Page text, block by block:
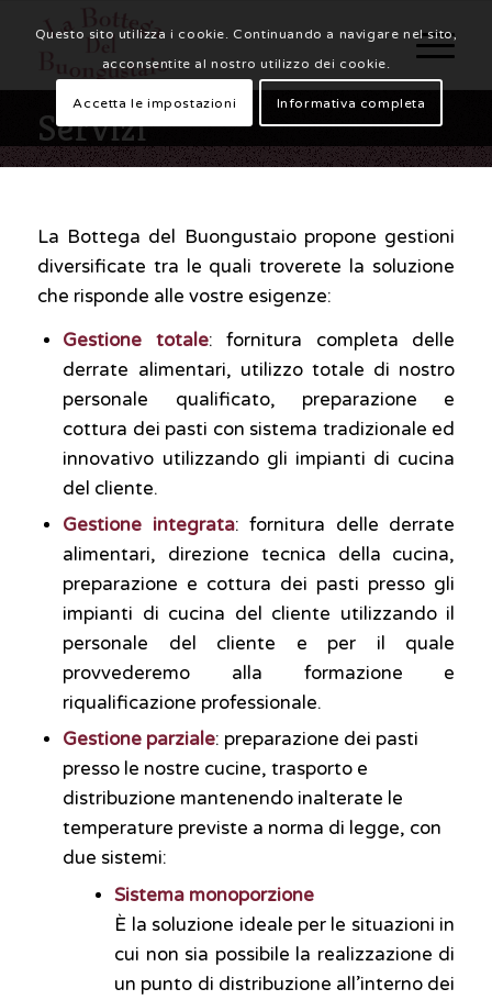
Servizi
La Bottega del Buongustaio propone gestioni
diversificate tra le quali troverete la soluzione
che risponde alle vostre esigenze:
Gestione totale: fornitura completa delle
derrate alimentari, utilizzo totale di nostro
personale qualificato, preparazione e
cottura dei pasti con sistema tradizionale ed
innovativo utilizzando gli impianti di cucina
del cliente.
Gestione integrata: fornitura delle derrate
alimentari, direzione tecnica della cucina,
preparazione e cottura dei pasti presso gli
impianti di cucina del cliente utilizzando il
personale del cliente e per il quale
provvederemo alla formazione e
riqualificazione professionale.
Gestione parziale: preparazione dei pasti
presso le nostre cucine, trasporto e
distribuzione mantenendo inalterate le
temperature previste a norma di legge, con
due sistemi:
Sistema monoporzione
È la soluzione ideale per le situazioni in
cui non sia possibile la realizzazione di
un punto di distribuzione all’interno dei
Questo sito utilizza i cookie. Continuando a navigare nel sito,
acconsentite al nostro utilizzo dei cookie.
Accetta le impostazioni Informativa completa